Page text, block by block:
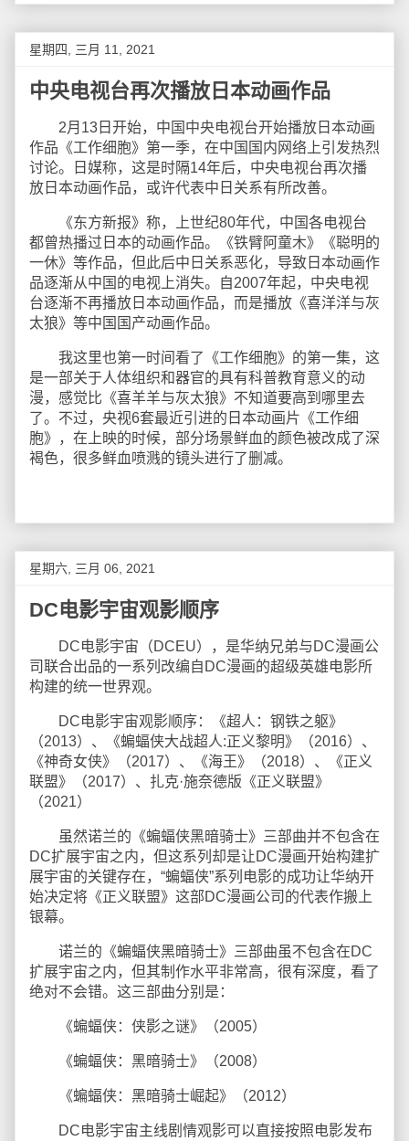
星期四, 三月 11, 2021
中央电视台再次播放日本动画作品
2月13日开始，中国中央电视台开始播放日本动画
作品《工作细胞》第一季，在中国国内网络上引发热烈
讨论。日媒称，这是时隔14年后，中央电视台再次播
放日本动画作品，或许代表中日关系有所改善。
《东方新报》称，上世纪80年代，中国各电视台
都曾热播过日本的动画作品。《铁臂阿童木》《聪明的
一休》等作品，但此后中日关系恶化，导致日本动画作
品逐渐从中国的电视上消失。自2007年起，中央电视
台逐渐不再播放日本动画作品，而是播放《喜洋洋与灰
太狼》等中国国产动画作品。
我这里也第一时间看了《工作细胞》的第一集，这
是一部关于人体组织和器官的具有科普教育意义的动
漫，感觉比《喜羊羊与灰太狼》不知道要高到哪里去
了。不过，央视6套最近引进的日本动画片《工作细
胞》，在上映的时候，部分场景鲜血的颜色被改成了深
褐色，很多鲜血喷溅的镜头进行了删减。
星期六, 三月 06, 2021
DC电影宇宙观影顺序
DC电影宇宙（DCEU），是华纳兄弟与DC漫画公
司联合出品的一系列改编自DC漫画的超级英雄电影所
构建的统一世界观。
DC电影宇宙观影顺序：《超人：钢铁之躯》
（2013）、《蝙蝠侠大战超人:正义黎明》（2016）、
《神奇女侠》（2017）、《海王》（2018）、《正义
联盟》（2017）、扎克·施奈德版《正义联盟》
（2021）
虽然诺兰的《蝙蝠侠黑暗骑士》三部曲并不包含在
DC扩展宇宙之内，但这系列却是让DC漫画开始构建扩
展宇宙的关键存在，“蝙蝠侠”系列电影的成功让华纳开
始决定将《正义联盟》这部DC漫画公司的代表作搬上
银幕。
诺兰的《蝙蝠侠黑暗骑士》三部曲虽不包含在DC
扩展宇宙之内，但其制作水平非常高，很有深度，看了
绝对不会错。这三部曲分别是：
《蝙蝠侠：侠影之谜》（2005）
《蝙蝠侠：黑暗骑士》（2008）
《蝙蝠侠：黑暗骑士崛起》（2012）
DC电影宇宙主线剧情观影可以直接按照电影发布